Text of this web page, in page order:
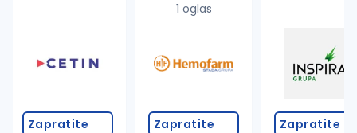
Zapratite
1 oglas
Zapratite Zapratite